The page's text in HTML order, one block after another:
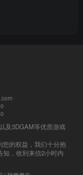
及3DGAM等优质游戏
的权益，我们十分抱
知，收到来信2小时内